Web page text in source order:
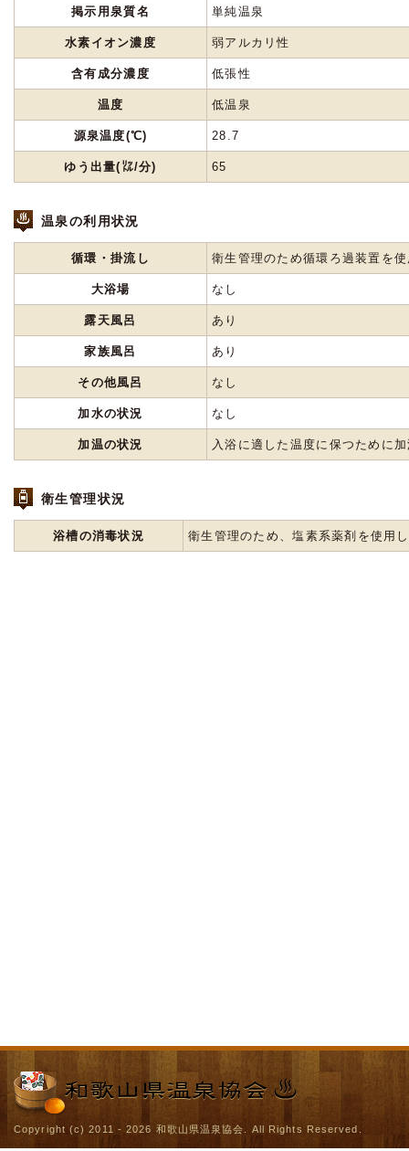
掲示用泉質名 単純温泉
水素イオン濃度 弱アルカリ性
含有成分濃度 低張性
温度 低温泉
源泉温度(℃) 28.7
ゆう出量(㍑/分) 65
温泉の利用状況
循環・掛流し 衛生管理のため循環ろ過装置を
大浴場 なし
露天風呂 あり
家族風呂 あり
その他風呂 なし
加水の状況 なし
加温の状況 入浴に適した温度に保つために
衛生管理状況
浴槽の消毒状況 衛生管理のため、塩素系薬剤を使用
Copyright (c) 2011 - 2026 和歌山県温泉協会 . All Rights Reserved.